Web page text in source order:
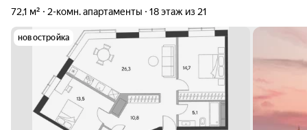
72,1 м²
2-комн. апартаменты 18 этаж из 21
новостройка